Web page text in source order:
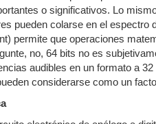
o significativos. Lo
pueden colarse en el espectro
permite que operaciones
no, 64 bits no es
audibles en un formato a
considerarse como un